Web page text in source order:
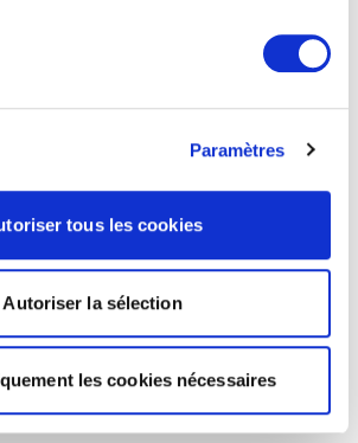
Paramètres
tous les cookies
Autoriser la sélection
les cookies nécessaires